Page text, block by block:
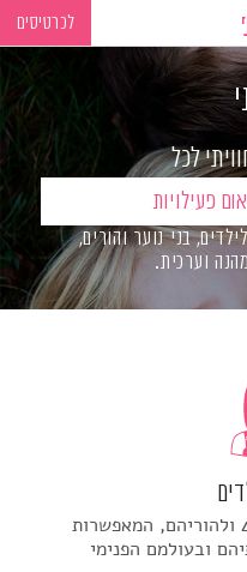
לכרטיסים
לכל
בני נוער והורים,
וערכית.
פעילויות
פעילויות לילדים בגילאי 4-12 ולהוריהם, המאפשרות
ובעולמם הפנימי